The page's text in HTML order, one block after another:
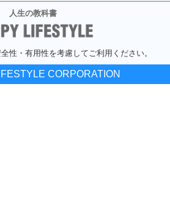
人生の教科書
性・有用性を考慮してご利用ください。
CORPORATION